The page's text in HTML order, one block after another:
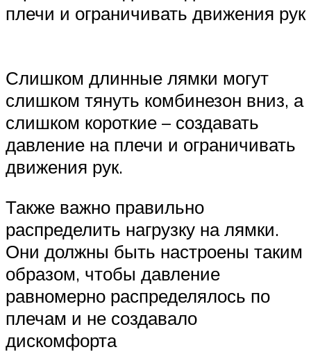
плечи и ограничивать движения рук
Слишком длинные лямки могут
слишком тянуть комбинезон вниз, а
слишком короткие – создавать
давление на плечи и ограничивать
движения рук.
Также важно правильно
распределить нагрузку на лямки.
Они должны быть настроены таким
образом, чтобы давление
равномерно распределялось по
плечам и не создавало
дискомфорта